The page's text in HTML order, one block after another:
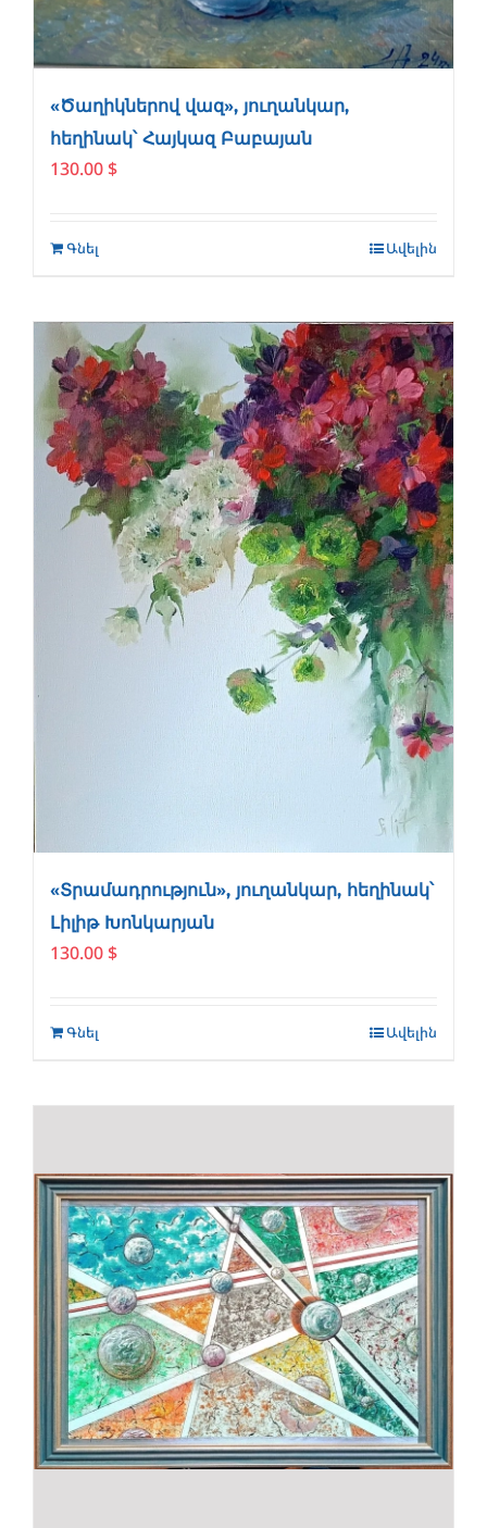
«Ծաղիկներով վազ», յուղանկար,
հեղինակ՝ Հայկազ Բաբայան
130.00 $
Գնել Ավելին
«Տրամադրություն», յուղանկար, հեղինակ՝
Լիլիթ Խոնկարյան
130.00 $
Գնել Ավելին